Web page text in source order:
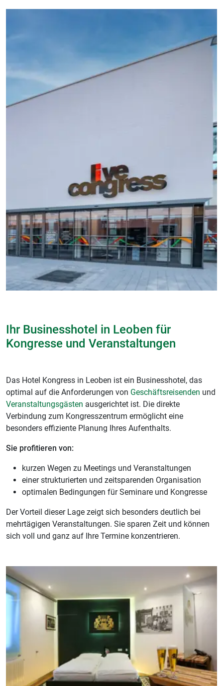
Ihr Businesshotel in Leoben für
Kongresse und Veranstaltungen
Das Hotel Kongress in Leoben ist ein Businesshotel, das
optimal auf die Anforderungen von Geschäftsreisenden und
Veranstaltungsgästen ausgerichtet ist. Die direkte
Verbindung zum Kongresszentrum ermöglicht eine
besonders effiziente Planung Ihres Aufenthalts.
Sie profitieren von:
kurzen Wegen zu Meetings und Veranstaltungen
einer strukturierten und zeitsparenden Organisation
optimalen Bedingungen für Seminare und Kongresse
Der Vorteil dieser Lage zeigt sich besonders deutlich bei
mehrtägigen Veranstaltungen. Sie sparen Zeit und können
sich voll und ganz auf Ihre Termine konzentrieren.